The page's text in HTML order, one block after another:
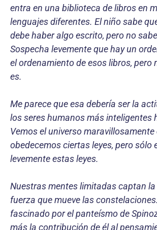
entra en una biblioteca de libros en
lenguajes diferentes. El niño sabe
debe haber algo escrito, pero no
Sospecha leve­mente que hay un
el ordenamiento de esos libros, pero
es.
Me parece que esa debería ser la
los seres humanos más inteligentes
Vemos el universo
obedecemos ciertas leyes, pero sólo
levemente estas leyes.
Nuestras mentes limitadas captan
fuerza que mueve las
fascinado por el panteísmo de
más la contribución de él al